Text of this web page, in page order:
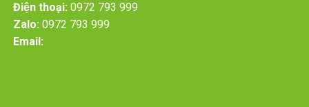
Điện thoại: 0972 793 999
Zalo: 0972 793 999
Email: